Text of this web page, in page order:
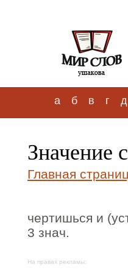
а б в г д
Значение
Главная
чертишься и
3 знач.
На правах рекламы: